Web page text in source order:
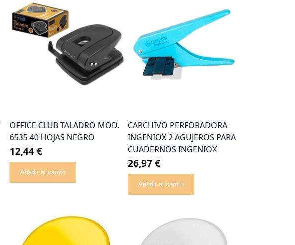
OFFICE CLUB TALADRO MOD.
6535 40 HOJAS NEGRO
12,44 €
Añadir al carrito
CARCHIVO PERFORADORA
INGENIOX 2 AGUJEROS PARA
CUADERNOS INGENIOX
26,97 €
Añadir al carrito